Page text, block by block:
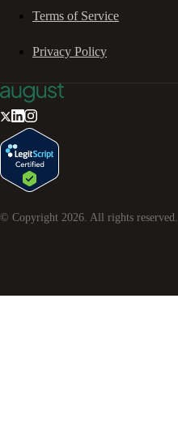
Terms of Service
Privacy Policy
© Copyright 2026. All rights reserved.